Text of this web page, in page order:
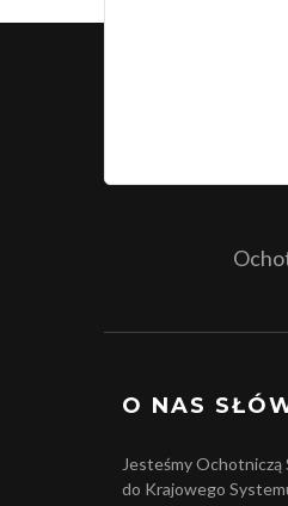
O NAS
Jesteśmy Ochotniczą
do Krajowego